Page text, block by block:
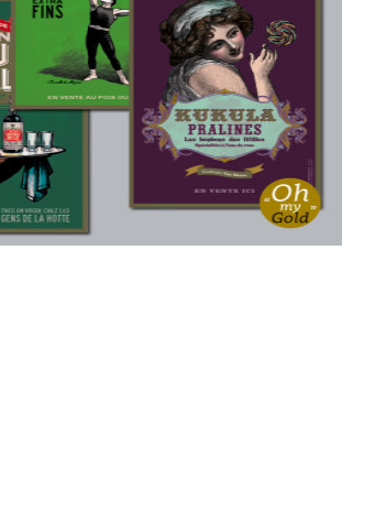
LOT 3 AFFICHETTES 1
15,00 €